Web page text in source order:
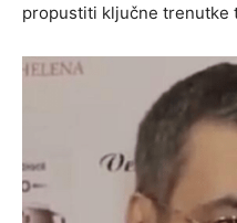
propustiti ključne trenutke